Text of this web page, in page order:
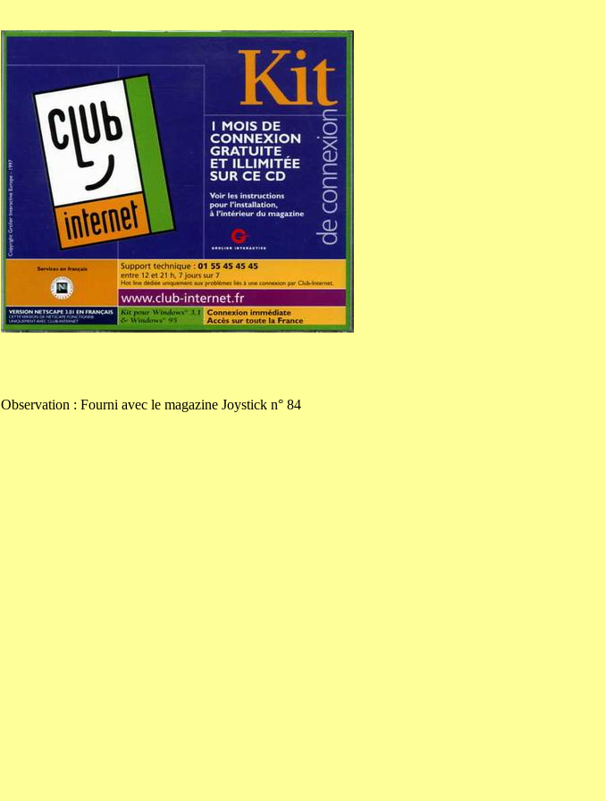
Observation : Fourni avec le magazine Joystick n° 84